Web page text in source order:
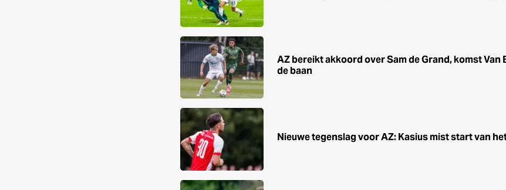
AZ bereikt akkoord over Sam de Grand, komst
de baan
Nieuwe tegenslag voor AZ: Kasius mist start van